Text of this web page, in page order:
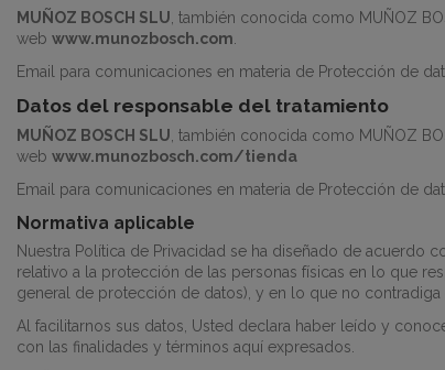
MUÑOZ BOSCH SLU , también conocida como MUÑOZ
web www.munozbosch.com
Email para comunicaciones en materia de Protección de
Datos del responsable del tratamiento
MUÑOZ BOSCH SLU, también conocida como MUÑOZ
web www.munozbosch.com/tienda
Email para comunicaciones en materia de Protección de
Normativa aplicable
Nuestra Política de Privacidad se ha diseñado de acuerdo
relativo a la protección de las personas físicas en lo que
general de protección de datos), y en lo que no
Al facilitarnos sus datos, Usted declara haber leído y
con las finalidades y términos aquí expresados.